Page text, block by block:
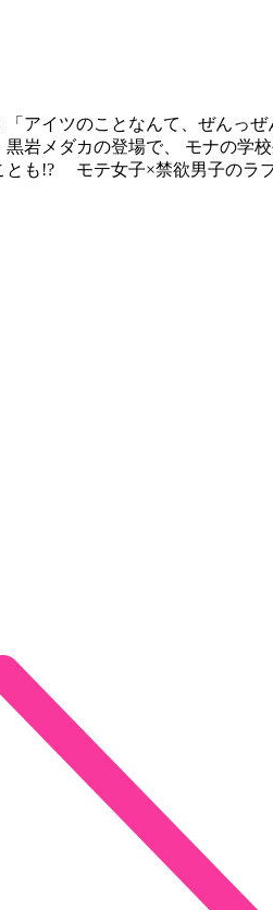
「アイツのことなんて、ぜん
黒岩メダカの登場で、 モナの
とも!? モテ女子×禁欲男子のラ